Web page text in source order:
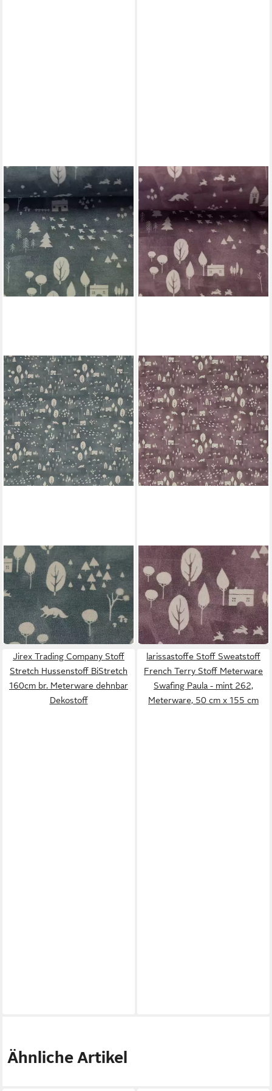
LARISSASTOFFE
Stoff Kinder Jersey Stoff
Meterware Swafing
Waldtiere, rauchblau
7,95 € UVP8,95 €
(10,26 €/ 1 qm)
-11%
in 5-6 Werktagen bei dir
LARISSASTOFFE
Stoff Kinder Jersey Stoff
Meterware Swafing
Waldtiere, flieder
7,95 € UVP 8,95 €
(10,26 €/ 1 qm)
-11%
in 5-6 Werktagen bei dir
Jirex Trading Company Stoff
Stretch Hussenstoff BiStretch
160cm br. Meterware dehnbar
Dekostoff
larissastoffe Stoff Sweatstoff
French Terry Stoff Meterware
Swafing Paula - mint 262,
Meterware, 50 cm x 155 cm
Ähnliche Artikel